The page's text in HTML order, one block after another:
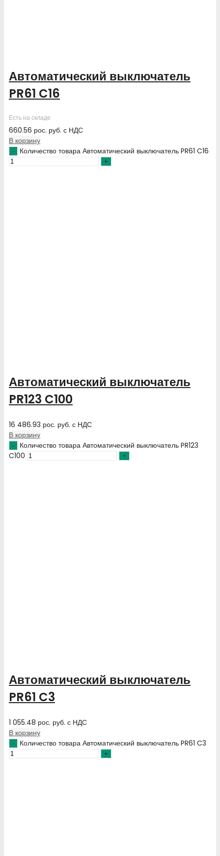
Автоматический выключатель
PR61 C16
Есть на складе
660.56 рос. руб. с НДС
В корзину
Количество товара Автоматический выключатель PR61 C16
Автоматический выключатель
PR123 C100
16 486.93 рос. руб. с НДС
В корзину
Количество товара Автоматический выключатель PR123
C100
Автоматический выключатель
PR61 C3
1 055.48 рос. руб. с НДС
В корзину
Количество товара Автоматический выключатель PR61 C3